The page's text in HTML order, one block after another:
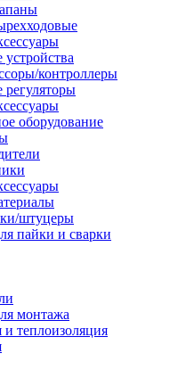
контроллеры
оборудование
штуцеры
пайки и сварки
монтажа
и теплоизоляция